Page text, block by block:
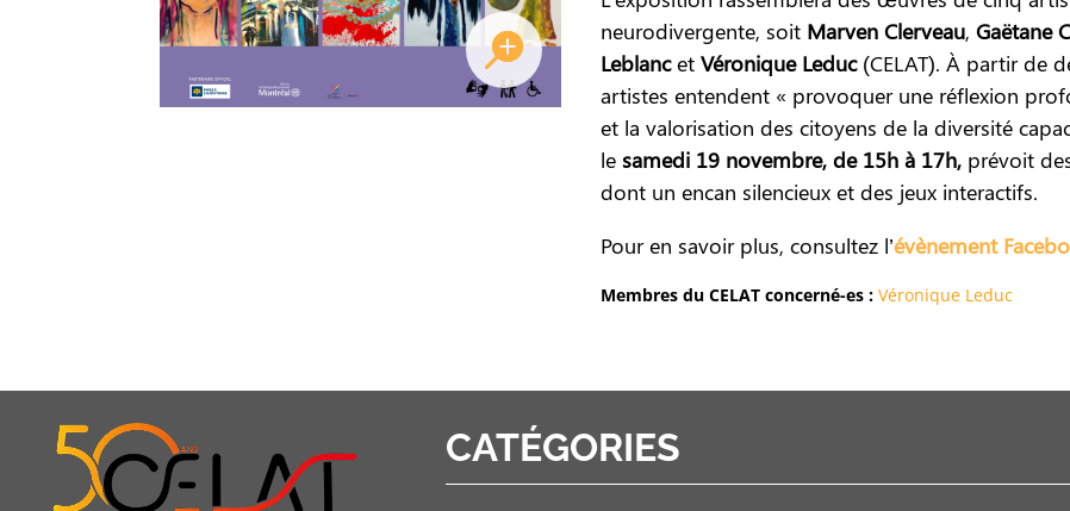
neurodivergente, soit Marven Clerveau, Gaëtane
Leblancet Véronique Leduc(CELAT). À partir de
artistes entendent « provoquer une réflexion
et la valorisation des citoyens de la diversité
le samedi 19 novembre, de 15h à 17h,prévoit
dont un encan silencieux et des jeux interactifs.
Pour en savoir plus, consultez l’évènement
Membres du CELAT concerné-es : Véronique Leduc
CATÉGORIES